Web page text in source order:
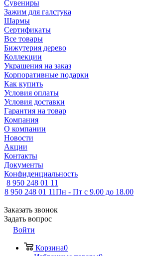
Сувениры
Зажим для галстука
Шармы
Сертификаты
Все товары
Бижутерия дерево
Коллекции
Украшения на заказ
Корпоративные подарки
Как купить
Условия оплаты
Условия доставки
Гарантия на товар
Компания
О компании
Новости
Акции
Контакты
Документы
Конфиденциальность
8 950 248 01 11
8 950 248 01 11Пн - Пт с 9.00 до 18.00
Заказать звонок
Задать вопрос
Войти
Корзина0